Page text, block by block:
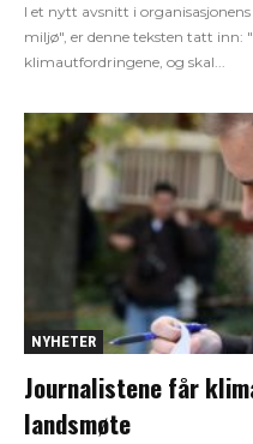
I et nytt avsnitt i
miljø", er denne teksten tatt inn:
klimautfordringene, og skal...
NYHETER
Journalistene får
landsmøte